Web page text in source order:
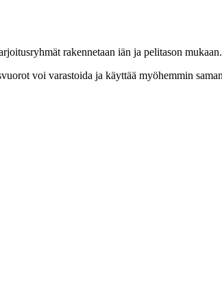
rakennetaan iän ja pelitason mukaan.
voi varastoida ja käyttää myöhemmin